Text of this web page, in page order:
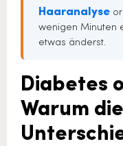
Haaranalyse
wenigen Minuten
etwas änderst.
Diabetes
Warum